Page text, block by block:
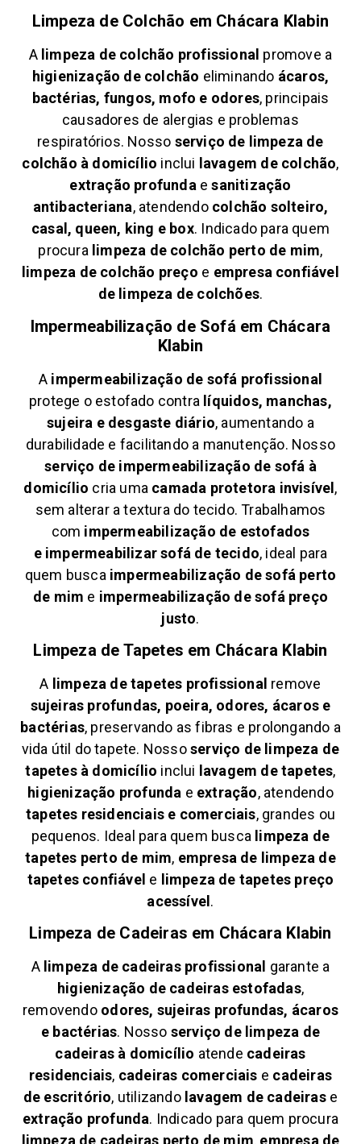
Limpeza de Colchão em Chácara Klabin
A limpeza de colchão profissional promove a
higienização de colchão eliminando ácaros,
bactérias, fungos, mofo e odores, principais
causadores de alergias e problemas
respiratórios. Nosso serviço de limpeza de
colchão à domicílio inclui lavagem de colchão,
extração profunda esanitização
antibacteriana, atendendo colchão solteiro,
casal, queen, king e box. Indicado para quem
procura limpeza de colchão perto de mim,
limpeza de colchão preço e empresa confiável
de limpeza de colchões.
Impermeabilização de Sofá em Chácara
Klabin
A impermeabilização de sofá profissional
protege o estofado contra líquidos, manchas,
sujeira e desgaste diário, aumentando a
durabilidade e facilitando a manutenção. Nosso
serviço de impermeabilização de sofá à
domicílio cria uma camada protetora invisível,
sem alterar a textura do tecido. Trabalhamos
com impermeabilização de estofados
e impermeabilizar sofá de tecido, ideal para
quem busca impermeabilização de sofá perto
de mim e impermeabilização de sofá preço
justo.
Limpeza de Tapetes em Chácara Klabin
A limpeza de tapetes profissional remove
sujeiras profundas, poeira, odores, ácaros e
bactérias, preservando as fibras e prolongando a
vida útil do tapete. Nossoserviço de limpeza de
tapetes à domicílio inclui lavagem de tapetes,
higienização profunda e extração, atendendo
tapetes residenciais e comerciais, grandes ou
pequenos. Ideal para quem busca limpeza de
tapetes perto de mim, empresa de limpeza de
tapetes confiável e limpeza de tapetes preço
acessível .
Limpeza de Cadeiras em Chácara Klabin
A limpeza de cadeiras profissional garante a
higienização de cadeiras estofadas,
removendoodores, sujeiras profundas, ácaros
e bactérias. Nosso serviço de limpeza de
cadeiras à domicílio atende cadeiras
residenciais, cadeiras comerciais e cadeiras
de escritório, utilizando lavagem de cadeirase
extração profunda. Indicado para quem procura
limpeza de cadeiras perto de mim, empresa de